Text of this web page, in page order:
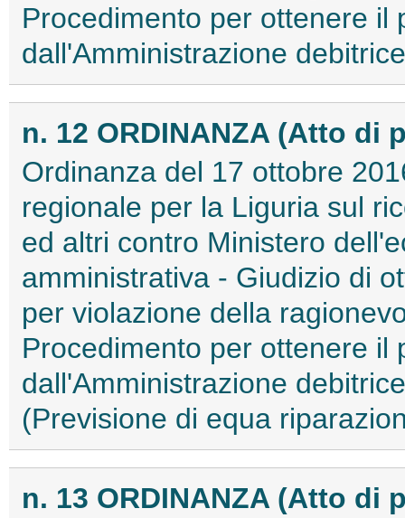
Procedimento per ottenere il
dall'Amministrazione
n. 12 ORDINANZA (Atto di
Ordinanza del 17 ottobre
regionale per la Liguria sul
ed altri contro Ministero
amministrativa - Giudizio di
per violazione della
Procedimento per ottenere il
dall'Amministrazione
(Previsione di equa
n. 13 ORDINANZA (Atto di